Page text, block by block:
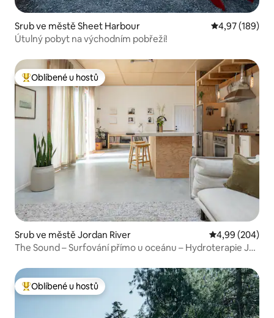
Srub ve městě Sheet Harbour Průměrné
4,97 (189)
Útulný pobyt na východním pobřeží!
Nejlepší v kategorii Oblíbené u hostů
Oblíbené u hostů
Srub ve městě Jordan River Průměrné
4,99 (204)
The Sound – Surfování přímo u oceánu – Hydroterapie Jet
Nejlepší v kategorii Oblíbené u hostů
Oblíbené u hostů